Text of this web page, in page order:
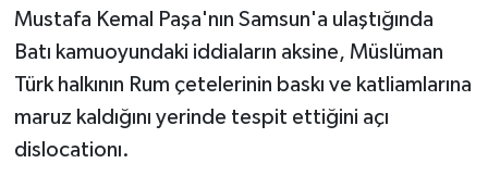
Mustafa Kemal Paşa'nın Samsun'a ulaştığında
Batı kamuoyundaki iddiaların aksine, Müslüman
Türk halkının Rum çetelerinin baskı ve katliamlarına
maruz kaldığını yerinde tespit ettiğini açı
dislocationı.